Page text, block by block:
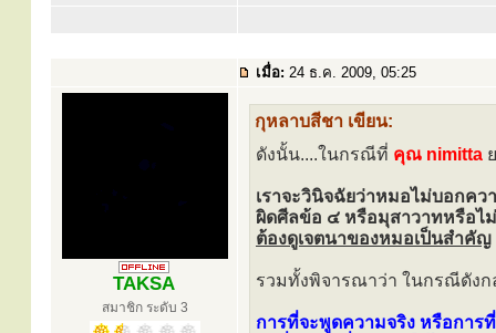
เมื่อ: 24 ธ.ค. 2009, 05:25
TAKSA
สมาชิก ระดับ 3
กุหลาบสีชา เขียน:
ดังนั้น....ในกรณีที่ คุณ nimitta
เราจะวินิจฉัยว่าหมอไม่บอกค
ผิดศีลข้อ ๔ หรือมุสาวาทหรือไม่
ต้องดูเจตนาของหมอเป็นสำคัญ
รวมทั้งพิจารณาว่า ในกรณีดังก
การที่จะพูดความจริง หรือการ